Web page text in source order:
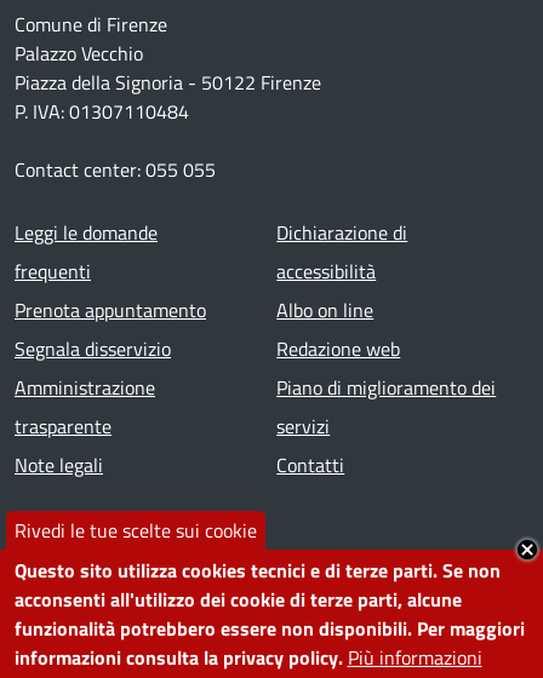
Rivedi le tue scelte sui cookie
Questo sito utilizza cookies tecnici e di terze parti. Se non
acconsenti all'utilizzo dei cookie di terze parti, alcune
funzionalità potrebbero essere non disponibili. Per maggiori
informazioni consulta la privacy policy. Più informazioni
Comune di Firenze
Palazzo Vecchio
Piazza della Signoria - 50122 Firenze
P. IVA: 01307110484
Contact center: 055 055
Footer menu
Leggi le domande
frequenti
Prenota appuntamento
Segnala disservizio
Amministrazione
trasparente
Note legali
Dichiarazione di
accessibilità
Albo on line
Redazione web
Piano di miglioramento dei
servizi
Contatti
SEGUICI SU
Facebook
Instagram
YouTube
Telegram
WhatsApp
TwitterLinkedin
PRIVACY